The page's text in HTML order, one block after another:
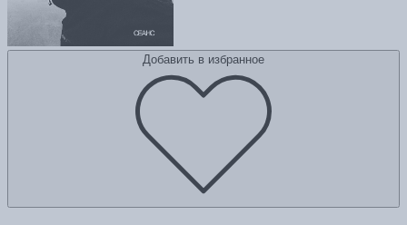
Добавить в избранное